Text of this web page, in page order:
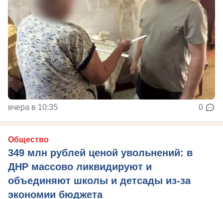
вчера в 10:35 0
Общество
349 млн рублей ценой увольнений: в
ДНР массово ликвидируют и
объединяют школы и детсады из-за
экономии бюджета